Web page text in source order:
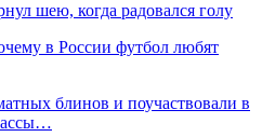
шею, когда радовался голу
в России футбол любят
блинов и поучаствовали в